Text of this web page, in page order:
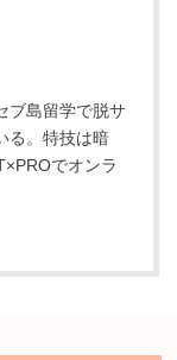
ブ島留学で脱サ
る。特技は暗
でオンラ